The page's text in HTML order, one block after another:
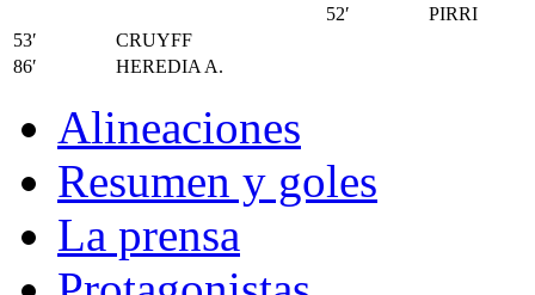
52′
PIRRI
53′
CRUYFF
86′
HEREDIA A.
Alineaciones
Resumen y goles
La prensa